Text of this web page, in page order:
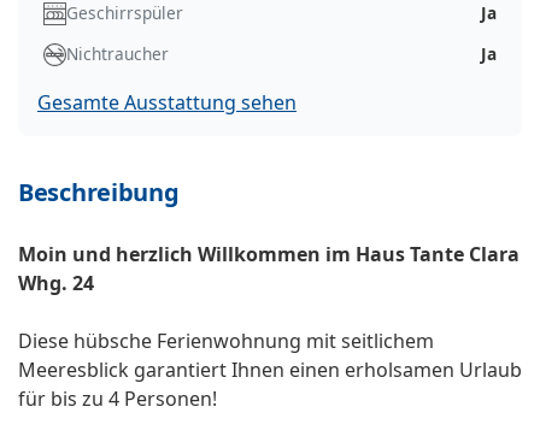
Geschirrspüler
Ja
Nichtraucher
Ja
Gesamte Ausstattung sehen
Beschreibung
Moin und herzlich Willkommen im Haus Tante Clara
Whg. 24
Diese hübsche Ferienwohnung mit seitlichem
Meeresblick garantiert Ihnen einen erholsamen Urlaub
für bis zu 4 Personen!